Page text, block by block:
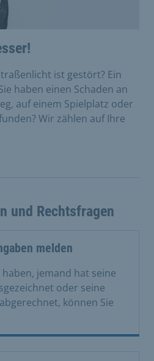
ist gestört? Ein
haben einen Schaden an
auf einem Spielplatz oder
Wir zählen auf Ihre
und Rechtsfragen
melden
jemand hat seine
oder seine
können Sie